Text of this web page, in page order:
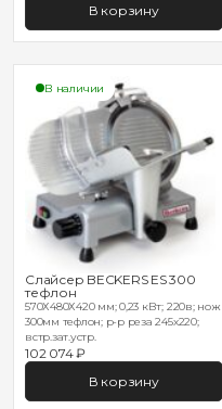
В корзину
В наличии
Слайсер BECKERS ES 300
тефлон
570Х480Х420 мм; 0,23 кВт; 220в; нож
300мм тефлон; р-р реза 245х220;
встр.зат.устр.
102 074 ₽
В корзину